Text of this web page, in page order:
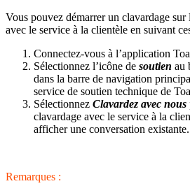
Vous pouvez démarrer un clavardage
avec le service à la clientèle en suivant
Connectez-vous à l’application
Sélectionnez l’icône de soutien au
dans la barre de navigation
service de soutien technique de
Sélectionnez Clavardez avec nous
clavardage avec le service à la
afficher une conversation existante.
Remarques :